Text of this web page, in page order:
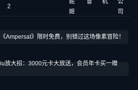
2
姬
司
Ampersat》限时免费，别错过这场像素冒险！
放大招：3000元卡大放送，会员年卡买一赠